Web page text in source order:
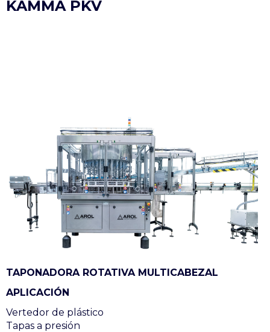
KAMMA PKV
TAPONADORA ROTATIVA MULTICABEZAL
APLICACIÓN
Vertedor de plástico
Tapas a presión